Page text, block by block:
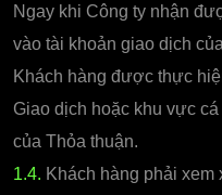
Ngay khi Công ty nhận
vào tài khoản giao dịch
Khách hàng được thực
Giao dịch hoặc khu vực
của Thỏa thuận.
1.4. Khách hàng phải xem